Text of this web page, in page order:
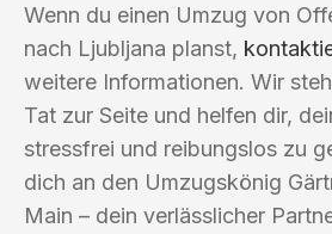
Wenn du einen Umzug von
nach Ljubljana planst,
weitere Informationen. Wir
Tat zur Seite und helfen dir,
stressfrei und reibungslos zu
dich an den Umzugskönig
Main – dein verlässlicher